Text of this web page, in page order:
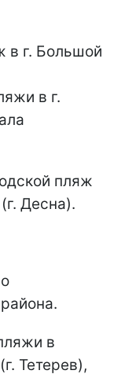
в г. Большой
в г.
пляж
Десна).
в
Тетерев),